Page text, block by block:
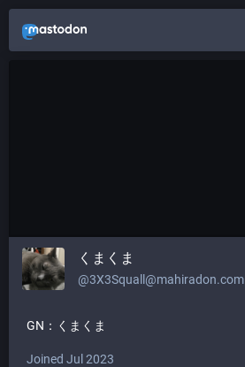
くまくま
@3X3Squall@mahiradon.com
GN：くまくま
Joined Jul 2023